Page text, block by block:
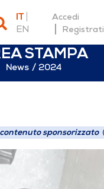
IT
EN
Accedi
Registrati
STAMPA
News 2024
contenuto sponsorizzato